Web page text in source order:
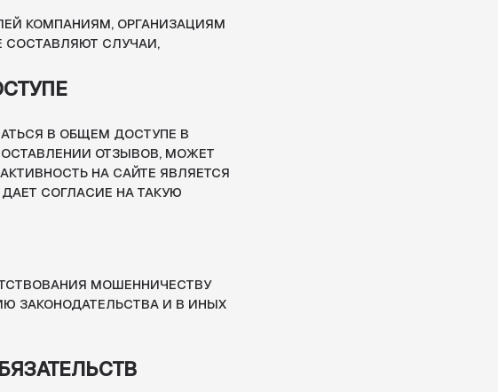
МОЖЕТ БЫТЬ
ОТНОСЯТСЯ
НА САЙТЕ
В